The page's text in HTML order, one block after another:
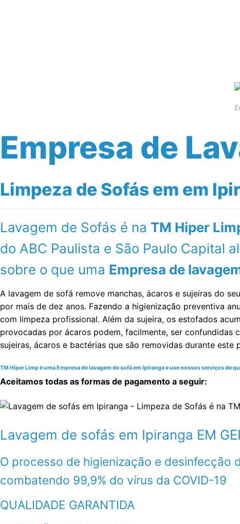
Empresa de
Limpeza de Sofás em em
Lavagem de Sofás é na TM Hiper
do ABC Paulista e São Paulo Capital
sobre o que uma Empresa de
A lavagem de sofá remove manchas, ácaros e sujeiras do
por mais de dez anos. Fazendo a higienização preventiva
com limpeza profissional. Além da sujeira, os estofados
provocadas por ácaros podem, facilmente, ser confundidas
sujeiras, ácaros e bactérias que são removidas durante este
TM Hiper Limp é uma Empresa de lavagem de sofá em Ipiranga e use nossos serviços de
Aceitamos todas as formas de pagamento a seguir:
Lavagem de sofás em Ipiranga EM
O processo de higienização e desinfecção
combatendo 99,9% do vírus da COVID-19
QUALIDADE GARANTIDA